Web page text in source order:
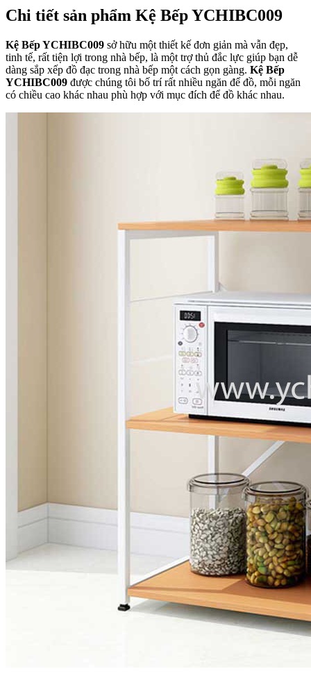
Chi tiết sản phẩm Kệ Bếp YCHIBC009
Kệ Bếp YCHIBC009 sở hữu một thiết kế đơn giản mà vẫn đẹp,
tinh tế, rất tiện lợi trong nhà bếp, là một trợ thủ đắc lực giúp bạn dễ
dàng sắp xếp đồ đạc trong nhà bếp một cách gọn gàng. Kệ Bếp
YCHIBC009 được chúng tôi bố trí rất nhiều ngăn để đồ, mỗi ngăn
có chiều cao khác nhau phù hợp với mục đích để đồ khác nhau.